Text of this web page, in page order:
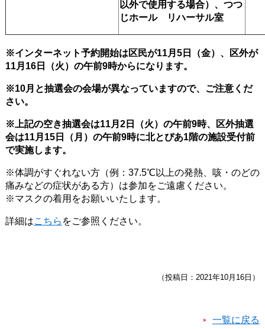
以外で使用する場合）、 つつ
じホール リハーサル室
※インターネット予約開始は区民が11月5日（金）、区外が
11月16日（火）の午前9時からになります。
※10月と抽選会の会場が異なっていますので、ご注意くだ
さい。
※上記の空き抽選会は11月2日（火）の午前9時、区外抽選
会は11月15日（月）の午前9時に北とぴあ1階の施設受付前
で実施します。
※体調がすぐれない方（例：37.5℃以上の発熱、咳・のどの
痛みなどの症状がある方）は参加をご遠慮ください。
※マスクの着用をお願いいたします。
詳細はこちら をご参照ください。
（投稿日：2021年10月16日）
一覧に戻る